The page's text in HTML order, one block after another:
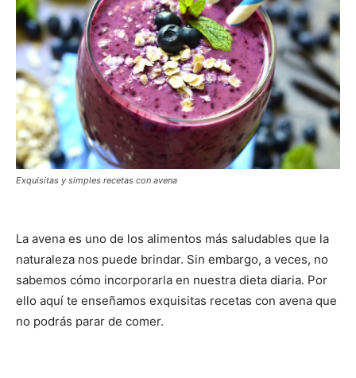
Exquisitas y simples recetas con avena
La avena es uno de los alimentos más saludables que la
naturaleza nos puede brindar. Sin embargo, a veces, no
sabemos cómo incorporarla en nuestra dieta diaria. Por
ello aquí te enseñamos exquisitas recetas con avena que
no podrás parar de comer.